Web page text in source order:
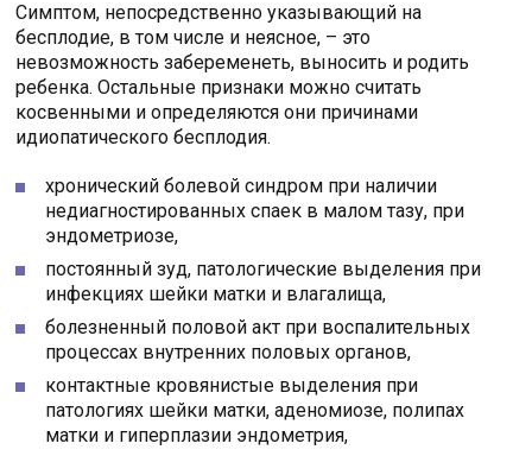
Симптом, непосредственно указывающий на
бесплодие, в том числе и неясное, – это
невозможность забеременеть, выносить и родить
ребенка. Остальные признаки можно считать
косвенными и определяются они причинами
идиопатического бесплодия.
хронический болевой синдром при наличии
недиагностированных спаек в малом тазу, при
эндометриозе,
постоянный зуд, патологические выделения при
инфекциях шейки матки и влагалища,
болезненный половой акт при воспалительных
процессах внутренних половых органов,
контактные кровянистые выделения при
патологиях шейки матки, аденомиозе, полипах
матки и гиперплазии эндометрия,